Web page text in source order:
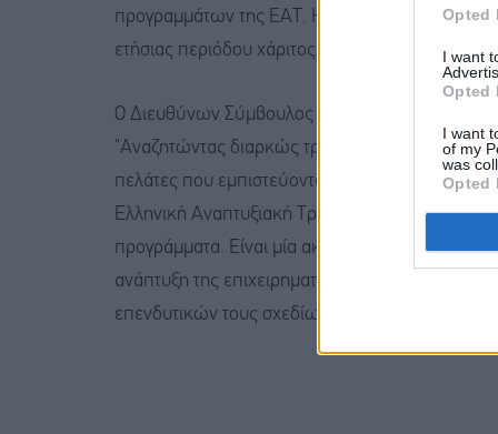
Opted
I want
Opted
I want
of my
was
Opted
προγραμμάτων της ΕΑΤ. Η διάρκεια των
ετήσιας περιόδου χάριτος.
Ο Διευθύνων Σύμβουλος της Παγκρήτιας
"Αναζητώντας διαρκώς τρόπους για να
πελάτες που εμπιστεύονται την Τράπεζά μας,
Ελληνική Αναπτυξιακή Τράπεζα, συμμετέχοντας
προγράμματα. Είναι μία ακόμη έμπρακτη
ανάπτυξη της επιχειρηματικής δραστηριότητας
επενδυτικών τους σχεδίων."